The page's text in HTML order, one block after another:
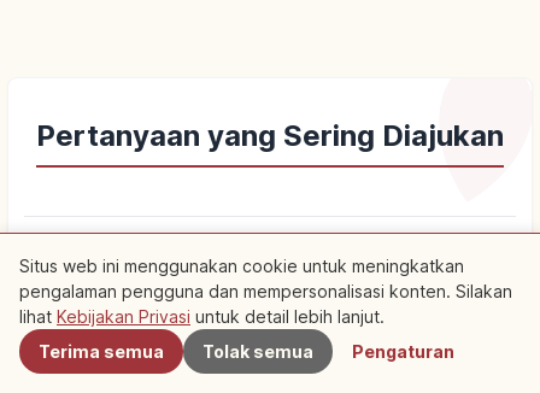
Pertanyaan yang Sering Diajukan
Q.
Kapan jadwal dan jam Aomori Nebuta
Matsuri?
Q. Bagaimana cara ikut sebagai Haneto
Terdekat
Situs web ini menggunakan cookie untuk meningkatkan
pengalaman pengguna dan mempersonalisasi konten. Silakan
lihat Kebijakan Privasi untuk detail lebih lanjut.
Terima semua
Tolak semua Pengaturan